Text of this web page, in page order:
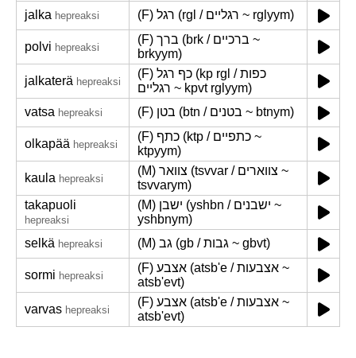
jalka hepreaksi (F) רגל (rgl / רגליים ~ rglyym)
polvi hepreaksi
(F) ברך (brk / ברכיים ~
brkyym)
jalkaterä hepreaksi
(F) כף רגל (kp rgl / כפות
רגליים ~ kpvt rglyym)
vatsa hepreaksi (F) בטן (btn / בטנים ~ btnym)
olkapää hepreaksi
(F) כתף (ktp / כתפיים ~
ktpyym)
kaula hepreaksi
(M) צוואר (tsvvar / צווארים ~
tsvvarym)
takapuoli
hepreaksi
(M) ישבן (yshbn / ישבנים ~
yshbnym)
selkä hepreaksi (M) גב (gb / גבות ~ gbvt)
sormi hepreaksi
(F) אצבע (atsb'e / אצבעות ~
atsb'evt)
varvas hepreaksi
(F) אצבע (atsb'e / אצבעות ~
atsb'evt)